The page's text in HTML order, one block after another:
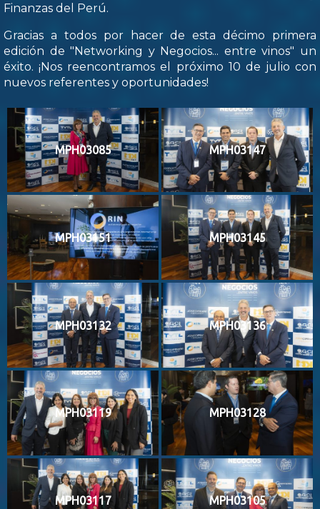
Finanzas del Perú.
Gracias a todos por hacer de esta décimo primera
edición de "Networking y Negocios... entre vinos" un
éxito. ¡Nos reencontramos el próximo 10 de julio con
nuevos referentes y oportunidades!
MPH03085 MPH03147
MPH03151 MPH03145
MPH03132 MPH03136
MPH03119 MPH03128
MPH03117 MPH03105